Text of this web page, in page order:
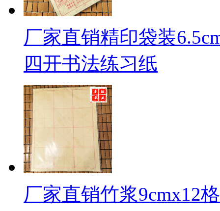
厂家直销精印袋装
四开书法练习纸
厂家直销竹浆9cmx12